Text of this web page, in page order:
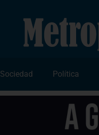
Sociedad Política